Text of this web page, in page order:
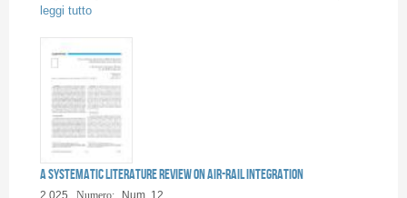
leggi tutto
A Systematic Literature Review on Air-Rail Integration
2 025 Numero: Num. 12